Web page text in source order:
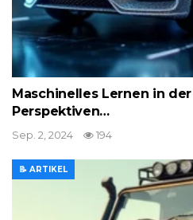
Maschinelles Lernen in
Perspektiven…
Sep. 2, 2024 194
📝 ARTIKEL